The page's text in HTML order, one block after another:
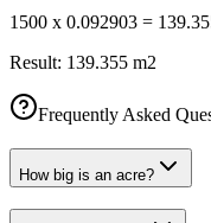
1500 x 0.092903 =
Result: 139.355 m2
Frequently Asked
How big is an acre?